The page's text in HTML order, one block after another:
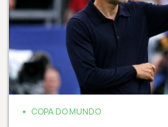
COPA DO MUNDO